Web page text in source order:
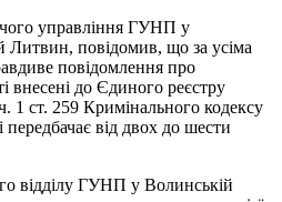
управління ГУНП у
Литвин, повідомив, що за усіма
повідомлення про
внесені до Єдиного реєстру
1 ст. 259 Кримінального кодексу
передбачає від двох до шести
відділу ГУНП у Волинській